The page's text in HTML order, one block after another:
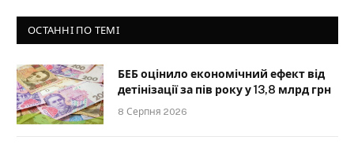
ОСТАННІ ПО ТЕМІ
БЕБ оцінило економічний ефект від
детінізації за пів року у 13,8 млрд грн
8 Серпня 2026